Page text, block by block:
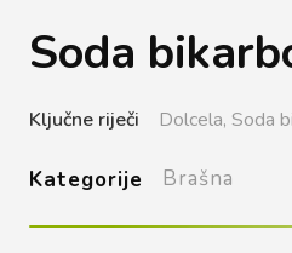
Soda
Ključne riječi Dolcela, Soda
Kategorije Brašna